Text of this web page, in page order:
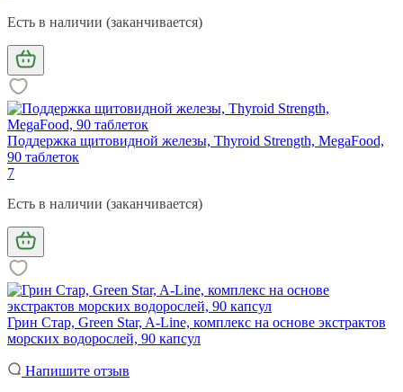
Есть в наличии (заканчивается)
Поддержка щитовидной железы, Thyroid Strength, MegaFood,
90 таблеток
7
Есть в наличии (заканчивается)
Грин Стар, Green Star, A-Line, комплекс на основе экстрактов
морских водорослей, 90 капсул
Напишите отзыв